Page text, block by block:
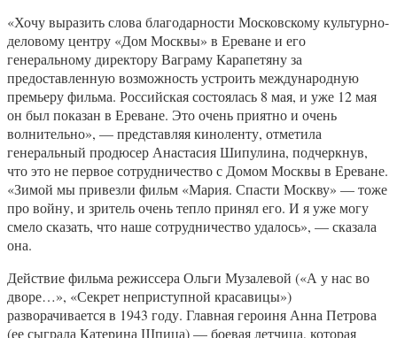
«Хочу выразить слова благодарности Московскому культурно-
деловому центру «Дом Москвы» в Ереване и его
генеральному директору Ваграму Карапетяну за
предоставленную возможность устроить международную
премьеру фильма. Российская состоялась 8 мая, и уже 12 мая
он был показан в Ереване. Это очень приятно и очень
волнительно», — представляя киноленту, отметила
генеральный продюсер Анастасия Шипулина, подчеркнув,
что это не первое сотрудничество с Домом Москвы в Ереване.
«Зимой мы привезли фильм «Мария. Спасти Москву» — тоже
про войну, и зритель очень тепло принял его. И я уже могу
смело сказать, что наше сотрудничество удалось», — сказала
она.
Действие фильма режиссера Ольги Музалевой («А у нас во
дворе…», «Секрет неприступной красавицы»)
разворачивается в 1943 году. Главная героиня Анна Петрова
(ее сыграла Катерина Шпица) — боевая летчица, которая